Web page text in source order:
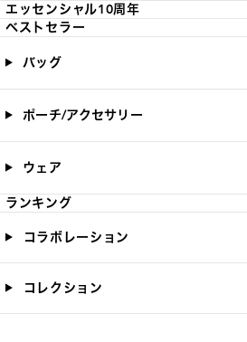
エッセンシャル10周年
ベストセラー
バッグ
ポーチ/アクセサリー
ウェア
ランキング
コラボレーション
コレクション